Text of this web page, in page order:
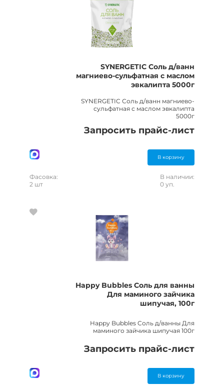
SYNERGETIC Соль д/ванн
магниево-сульфатная с маслом
эвкалипта 5000г
SYNERGETIC Соль д/ванн магниево-
сульфатная с маслом эвкалипта
5000г
Запросить прайс-лист
В корзину
Фасовка:
2 шт
В наличии:
0 уп.
Happy Bubbles Cоль для ванны
Для маминого зайчика
шипучая, 100г
Happy Bubbles Cоль д/ванны Для
маминого зайчика шипучая 100г
Запросить прайс-лист
В корзину